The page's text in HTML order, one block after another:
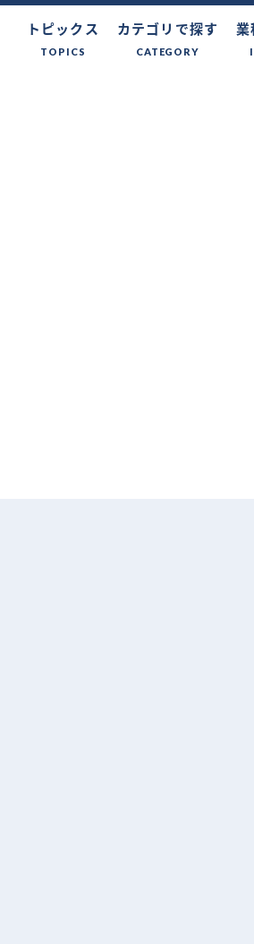
トピックス
TOPICS
カテゴリで探す
CATEGORY
業